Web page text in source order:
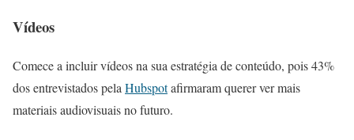
Vídeos
Comece a incluir vídeos na sua estratégia de conteúdo, pois 43%
dos entrevistados pela Hubspotafirmaram querer ver mais
materiais audiovisuais no futuro.